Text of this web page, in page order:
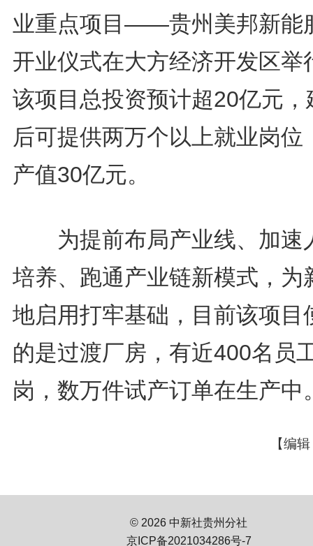
业重点项目——贵州美邦新能
开业仪式在大方经济开发区举
该项目总投资预计超20亿元，
后可提供两万个以上就业岗位
产值30亿元。
为提前布局产业线、加速
培养、跑通产业链新模式，为
地启用打牢基础，目前该项目
的是过渡厂房，有近400名员
岗，数万件试产订单在生产中
【编
© 2026 中新社贵州分社
京ICP备2021034286号-7